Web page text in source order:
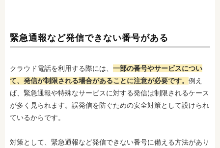
緊急通報など発信できない番号がある
クラウド電話を利用する際には、 一部の番号やサービスについ
て、発信が制限される場合があることに注意が必要です。 例え
ば、緊急通報や特殊なサービスに対する発信は制限されるケース
が多く見られます。誤発信を防ぐための安全対策として設けられ
ているからです。
対策として、緊急通報など発信できない番号に備える方法があり